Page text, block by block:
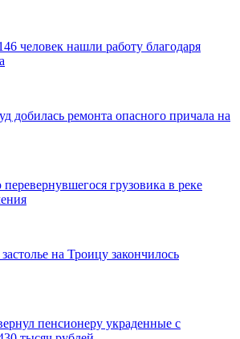
человек нашли работу благодаря
добилась ремонта опасного причала на
грузовика в реке
на Троицу закончилось
пенсионеру украденные с